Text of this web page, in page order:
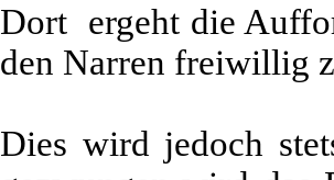
Dort ergeht die
den Narren freiwillig
Dies wird jedoch